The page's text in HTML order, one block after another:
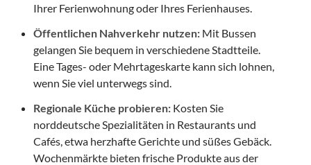
Ihrer Ferienwohnung oder Ihres Ferienhauses.
Öffentlichen Nahverkehr nutzen: Mit Bussen
gelangen Sie bequem in verschiedene Stadtteile.
Eine Tages- oder Mehrtageskarte kann sich lohnen,
wenn Sie viel unterwegs sind.
Regionale Küche probieren: Kosten Sie
norddeutsche Spezialitäten in Restaurants und
Cafés, etwa herzhafte Gerichte und süßes Gebäck.
Wochenmärkte bieten frische Produkte aus der